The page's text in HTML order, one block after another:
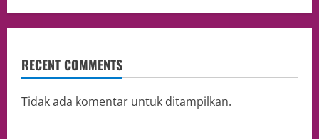
RECENT COMMENTS
Tidak ada komentar untuk ditampilkan.